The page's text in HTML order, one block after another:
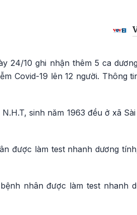
24/10 ghi nhận thêm 5 ca
Covid-19 lên 12 người. Thông
sinh năm 1963 đều ở xã
được làm test nhanh dương
nhân được làm test nhanh